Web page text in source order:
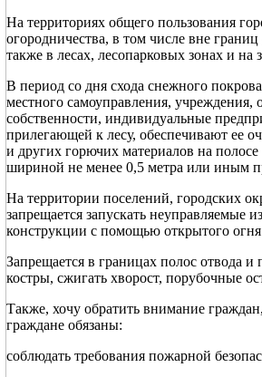
На территориях общего пользования
огородничества, в том числе вне
также в лесах, лесопарковых зонах и на
В период со дня схода снежного
местного самоуправления,
собственности, индивидуальные
прилегающей к лесу, обеспечивают ее
и других горючих материалов на
шириной не менее 0,5 метра или иным
На территории поселений, городских
запрещается запускать неуправляемые
конструкции с помощью открытого
Запрещается в границах полос отвода
костры, сжигать хворост, порубочные
Также, хочу обратить внимание
граждане обязаны:
соблюдать требования пожарной